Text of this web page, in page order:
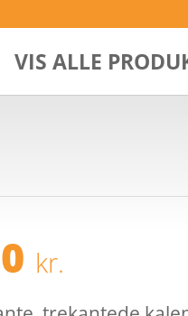
VIS ALLE
kr.